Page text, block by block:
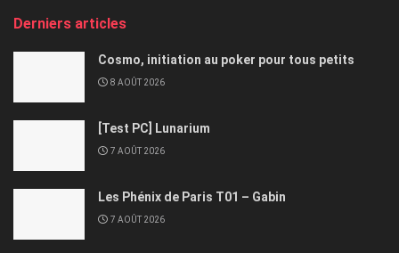
Derniers articles
Cosmo, initiation au poker pour tous petits
8 AOÛT 2026
[Test PC] Lunarium
7 AOÛT 2026
Les Phénix de Paris T01 – Gabin
7 AOÛT 2026